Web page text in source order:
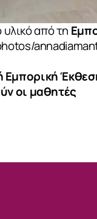
από τη
Εμπορική
οι μαθητές